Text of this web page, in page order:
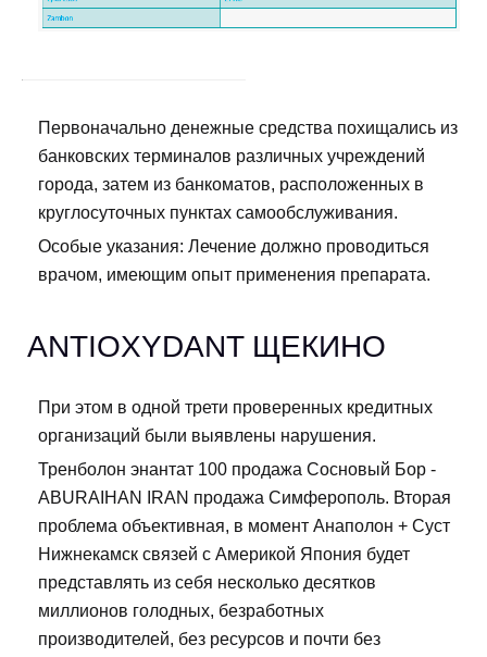
Первоначально денежные средства похищались из
банковских терминалов различных учреждений
города, затем из банкоматов, расположенных в
круглосуточных пунктах самообслуживания.
Особые указания: Лечение должно проводиться
врачом, имеющим опыт применения препарата.
ANTIOXYDANT ЩЕКИНО
При этом в одной трети проверенных кредитных
организаций были выявлены нарушения.
Тренболон энантат 100 продажа Сосновый Бор -
ABURAIHAN IRAN продажа Симферополь. Вторая
проблема объективная, в момент Анаполон + Суст
Нижнекамск связей с Америкой Япония будет
представлять из себя несколько десятков
миллионов голодных, безработных
производителей, без ресурсов и почти без